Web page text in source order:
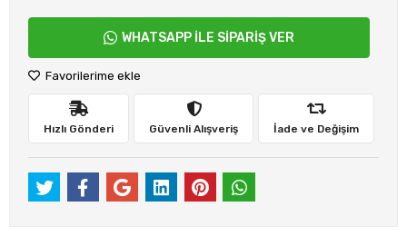
WHATSAPP İLE SİPARİŞ VER
Favorilerime ekle
Hızlı Gönderi Güvenli Alışveriş İade ve Değişim